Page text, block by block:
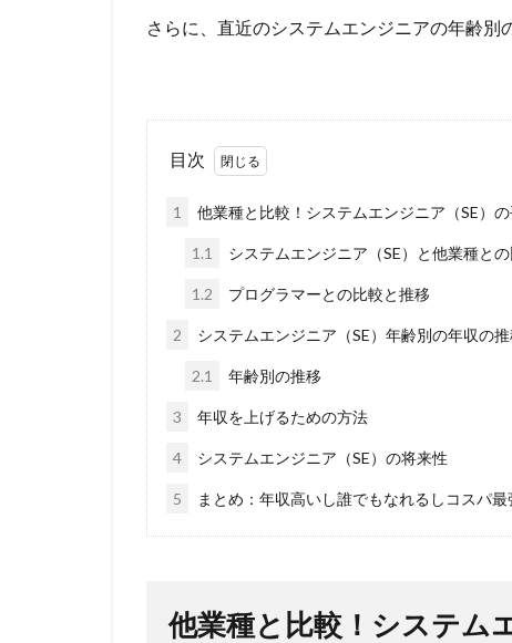
さらに、直近のシステムエンジニアの年齢別
目次
1 他業種と比較！システムエンジニア（SE）
1.1 システムエンジニア（SE）と他業種と
1.2 プログラマーとの比較と推移
2 システムエンジニア（SE）年齢別の年収の推
2.1 年齢別の推移
3 年収を上げるための方法
4 システムエンジニア（SE）の将来性
5 まとめ：年収高いし誰でもなれるしコスパ
他業種と比較！システム